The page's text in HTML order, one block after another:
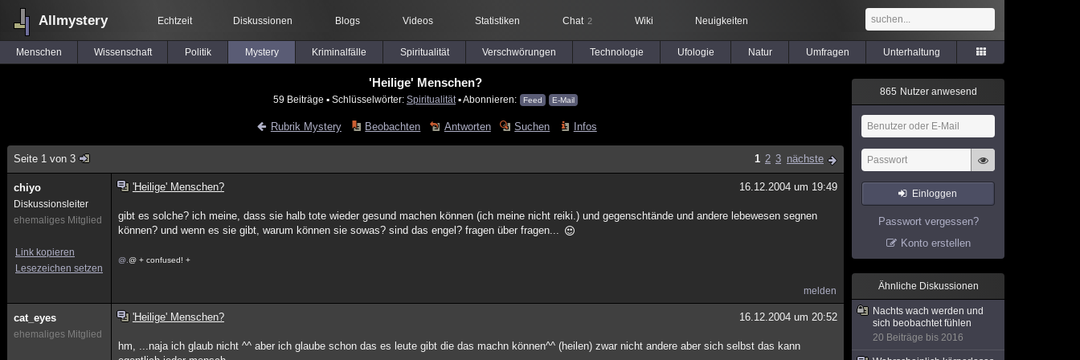
Allmystery Echtzeit Diskussionen Blogs Videos Statistiken Chat 2 Wiki Neuigkeiten
Menschen Wissenschaft Politik Mystery Kriminalfälle Spiritualität Verschwörungen Technologie Ufologie Natur Umfragen Unterhaltung
'Heilige' Menschen?
59 Beiträge ▪ Schlüsselwörter: Spiritualität ▪ Abonnieren: Feed E-Mail
Rubrik Mystery Beobachten Antworten Suchen Infos
Seite 1 von 3 1 2 3 nächste
chiyo
Diskussionsleiter
ehemaliges Mitglied
Link kopieren
Lesezeichen setzen
'Heilige' Menschen? 16.12.2004 um 19:49
gibt es solche? ich meine, dass sie halb tote wieder gesund machen können (ich meine nicht reiki.) und gegenschtände und andere lebewesen segnen
können? und wenn es sie gibt, warum können sie sowas? sind das engel? fragen über fragen...
@.@ + confused! +
melden
cat_eyes
ehemaliges Mitglied
'Heilige' Menschen? 16.12.2004 um 20:52
hm, ...naja ich glaub nicht ^^ aber ich glaube schon das es leute gibt die das machn können^^ (heilen) zwar nicht andere aber sich selbst das kann
865 Nutzer anwesend
Einloggen
Passwort vergessen?
Konto erstellen
Ähnliche Diskussionen
Nachts wach werden und
sich beobachtet fühlen
20 Beiträge bis 2016